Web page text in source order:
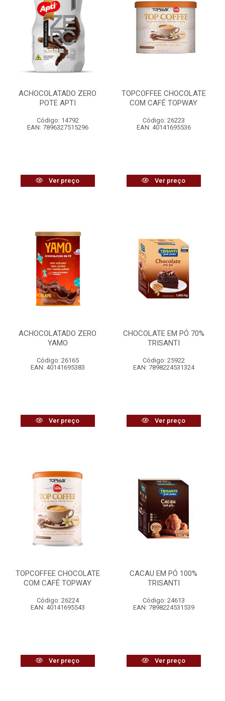
ACHOCOLATADO ZERO
POTE APTI
Código: 14792
EAN: 7896327515296
Ver preço
TOPCOFFEE CHOCOLATE
COM CAFÉ TOPWAY
Código: 26223
EAN: 40141695536
Ver preço
ACHOCOLATADO ZERO
YAMO
Código: 26165
EAN: 40141695383
Ver preço
CHOCOLATE EM PÓ 70%
TRISANTI
Código: 25922
EAN: 7898224531324
Ver preço
TOPCOFFEE CHOCOLATE
COM CAFÉ TOPWAY
Código: 26224
EAN: 40141695543
Ver preço
CACAU EM PÓ 100%
TRISANTI
Código: 24613
EAN: 7898224531539
Ver preço